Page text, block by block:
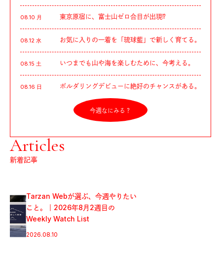
08.10 月 東京原宿に、富士山ゼロ合目が出現⁉︎
08.12 水 お気に入りの一着を「琉球藍」で新しく育てる。
08.15 土 いつまでも山や海を楽しむために、今考える。
08.16 日 ボルダリングデビューに絶好のチャンスがある。
今週なにみる？
Articles
新着記事
〈Notace〉の《yama T1》 | 履き
たい、走りたい